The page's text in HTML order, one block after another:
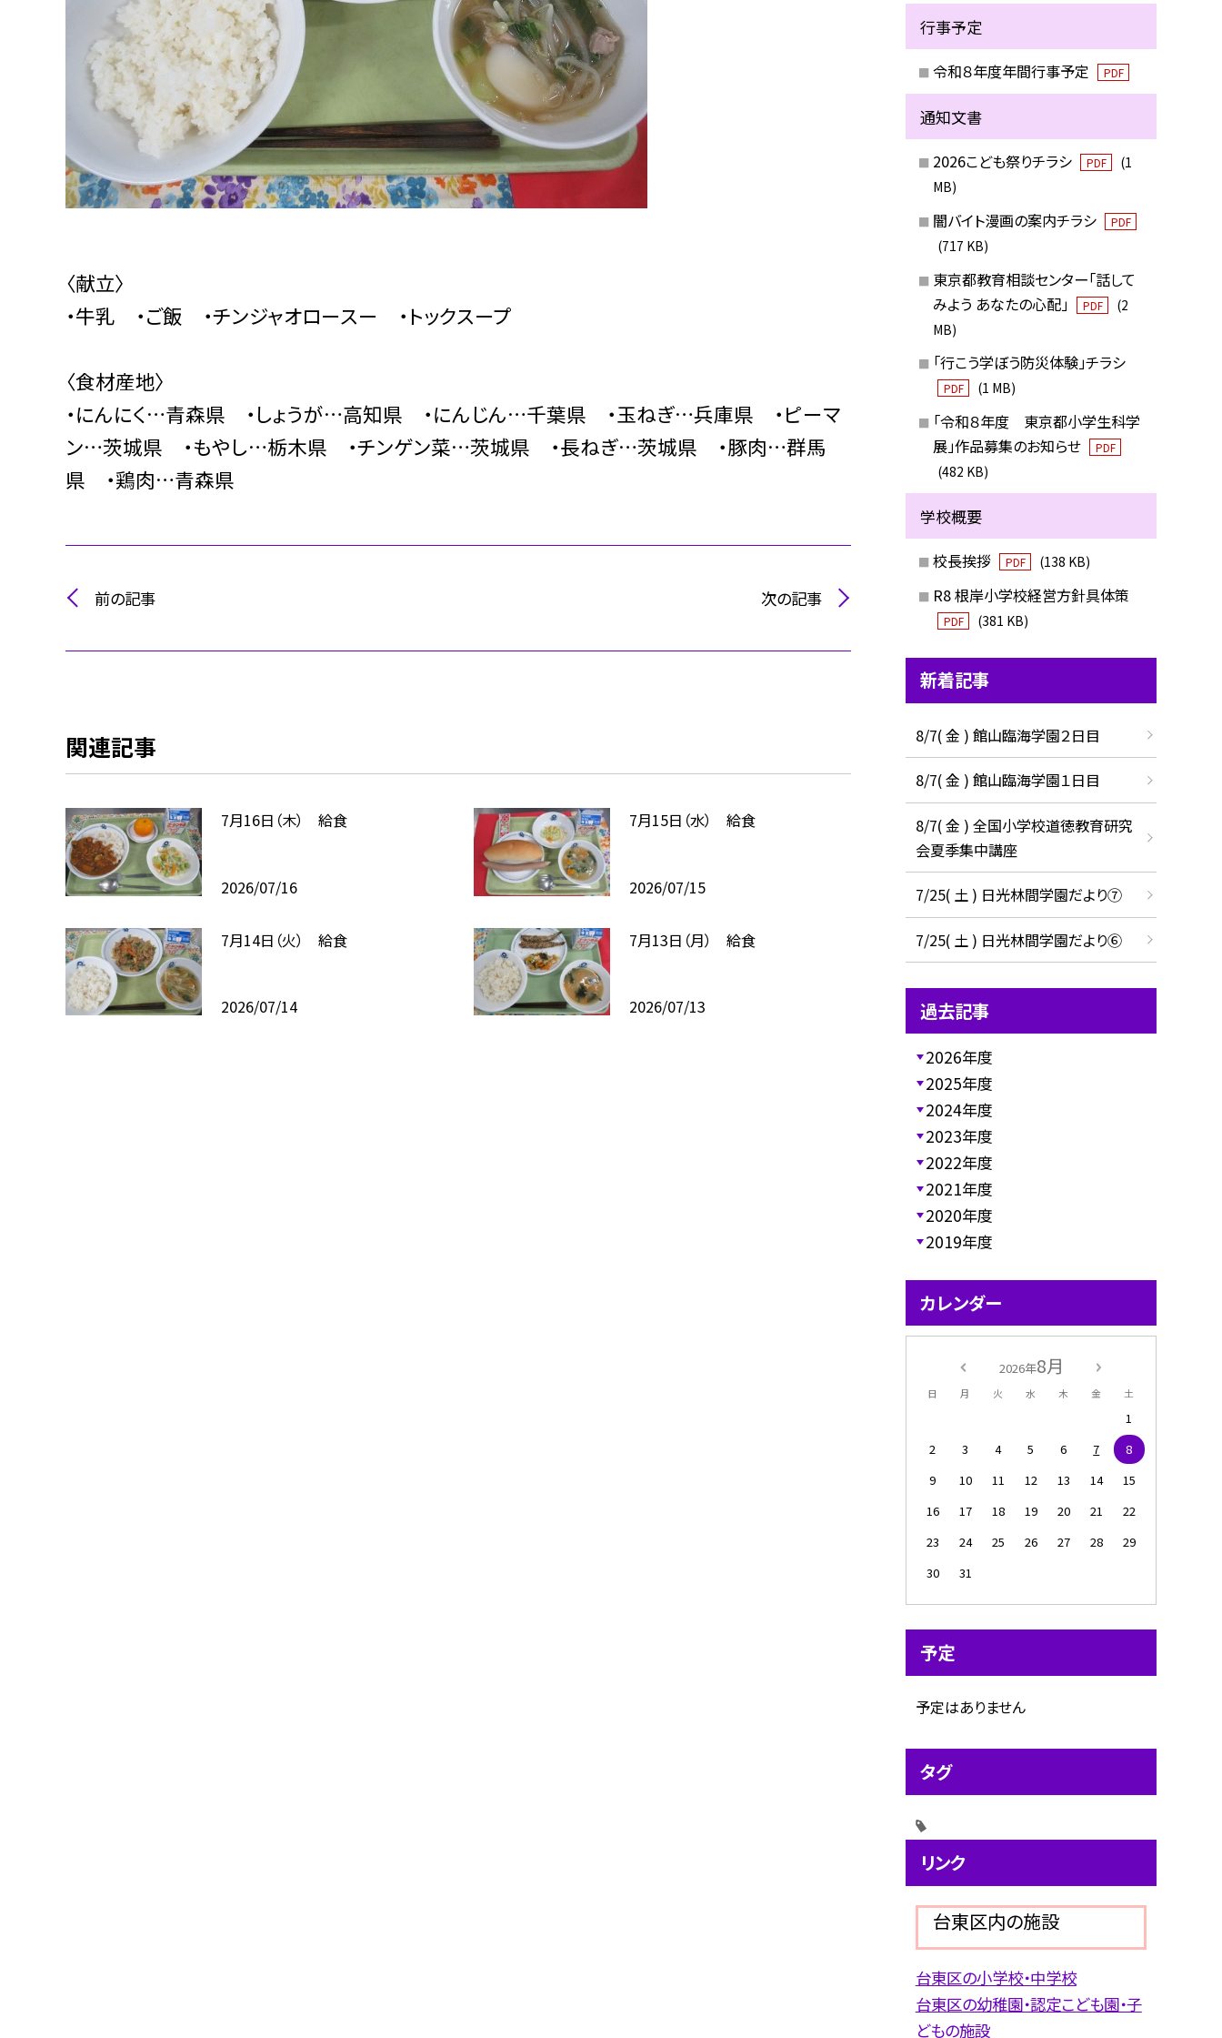
〈献立〉
・牛乳 ・ご飯 ・チンジャオロースー ・トックスープ
〈食材産地〉
・にんにく…青森県 ・しょうが…高知県 ・にんじん…千葉県 ・玉ねぎ…兵庫県 ・ピーマ
ン…茨城県 ・もやし…栃木県 ・チンゲン菜…茨城県 ・長ねぎ…茨城県 ・豚肉…群馬
県 ・鶏肉…青森県
前の記事 次の記事
関連記事
7月16日（木） 給食
2026/07/16
7月15日（水） 給食
2026/07/15
7月14日（火） 給食
2026/07/14
7月13日（月） 給食
2026/07/13
行事予定
令和８年度年間行事予定 PDF
通知文書
2026こども祭りチラシ PDF
(1
MB)
闇バイト漫画の案内チラシ PDF
(717 KB)
東京都教育相談センター「話して
みよう あなたの心配」
PDF
(2
MB)
「行こう学ぼう防災体験」チラシ
PDF (1 MB)
「令和８年度 東京都小学生科学
展」作品募集のお知らせ
PDF
(482 KB)
学校概要
校長挨拶 PDF (138 KB)
R8 根岸小学校経営方針具体策
PDF (381 KB)
新着記事
8/7( 金 ) 館山臨海学園２日目
8/7( 金 ) 館山臨海学園１日目
8/7( 金 ) 全国小学校道徳教育研究
会夏季集中講座
7/25( 土 ) 日光林間学園だより⑦
7/25( 土 ) 日光林間学園だより⑥
過去記事
2026年度
2025年度
2024年度
2023年度
2022年度
2021年度
2020年度
2019年度
カレンダー
2026年8月
日 月 火 水 木 金 土
1
2
3 4 5 6 7
8
9
10 11 12 13 14
15
16
17 18 19 20 21
22
23
24 25 26 27 28
29
30
31
予定
予定はありません
タグ
リンク
台東区内の施設
台東区の小学校・中学校
台東区の幼稚園・認定こども園・子
どもの施設